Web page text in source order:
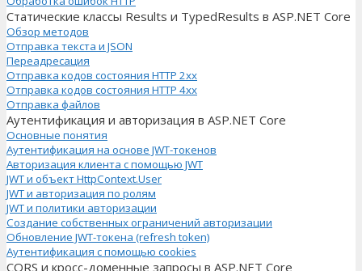
Статические классы Results и TypedResults в ASP.NET Core
Обзор методов
Отправка текста и JSON
Переадресация
Отправка кодов состояния HTTP 2xx
Отправка кодов состояния HTTP 4xx
Отправка файлов
Аутентификация и авторизация в ASP.NET Core
Основные понятия
Аутентификация на основе JWT-токенов
Авторизация клиента с помощью JWT
JWT и объект HttpContext.User
JWT и авторизация по ролям
JWT и политики авторизации
Создание собственных ограничений авторизации
Обновление JWT-токена (refresh token)
Аутентификация с помощью cookies
CORS и кросс-доменные запросы в ASP.NET Core